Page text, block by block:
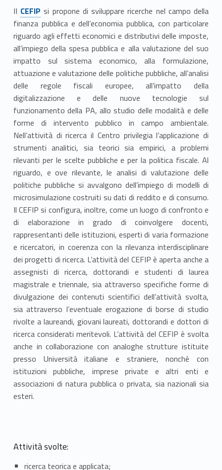
C
e
n
t
r
o
d
i
R
i
c
e
r
c
a
d
i
E
c
o
m
II Link identifier #identifier__15395-1
CEFIP si propone di sviluppare ricerche nel campo della
finanza pubblica e dell’economia pubblica, con particolare
riguardo agli effetti economici e distributivi delle imposte,
all’impiego della spesa pubblica e alla valutazione del suo
impatto sul sistema economico, alla formulazione,
attuazione e valutazione delle politiche pubbliche, all’analisi
delle regole fiscali europee, all’impatto della
digitalizzazione e delle nuove tecnologie sul
funzionamento della PA, allo studio delle modalità e delle
forme di intervento pubblico in campo ambientale.
Nell’attività di ricerca il Centro privilegia l’applicazione di
strumenti analitici, sia teorici sia empirici, a problemi
rilevanti per le scelte pubbliche e per la politica fiscale. Al
riguardo, e ove rilevante, le analisi di valutazione delle
politiche pubbliche si avvalgono dell’impiego di modelli di
microsimulazione costruiti su dati di reddito e di consumo.
Il CEFIP si configura, inoltre, come un luogo di confronto e
di elaborazione in grado di coinvolgere docenti,
rappresentanti delle istituzioni, esperti di varia formazione
e ricercatori, in coerenza con la rilevanza interdisciplinare
dei progetti di ricerca. L’attività del CEFIP è aperta anche a
assegnisti di ricerca, dottorandi e studenti di laurea
magistrale e triennale, sia attraverso specifiche forme di
divulgazione dei contenuti scientifici dell’attività svolta,
sia attraverso l’eventuale erogazione di borse di studio
rivolte a laureandi, giovani laureati, dottorandi e dottori di
ricerca considerati meritevoli. L’attività del CEFIP è svolta
anche in collaborazione con analoghe strutture istituite
presso Università italiane e straniere, nonché con
istituzioni pubbliche, imprese private e altri enti e
associazioni di natura pubblica o privata, sia nazionali sia
esteri.
Attività svolte:
ricerca teorica e applicata;